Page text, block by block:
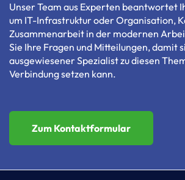
Unser Team aus Experten beantwortet
um IT-Infrastruktur oder Organisation,
Zusammenarbeit in der modernen
Sie Ihre Fragen und Mitteilungen, damit
ausgewiesener Spezialist zu diesen
Verbindung setzen kann.
Zum Kontaktformular